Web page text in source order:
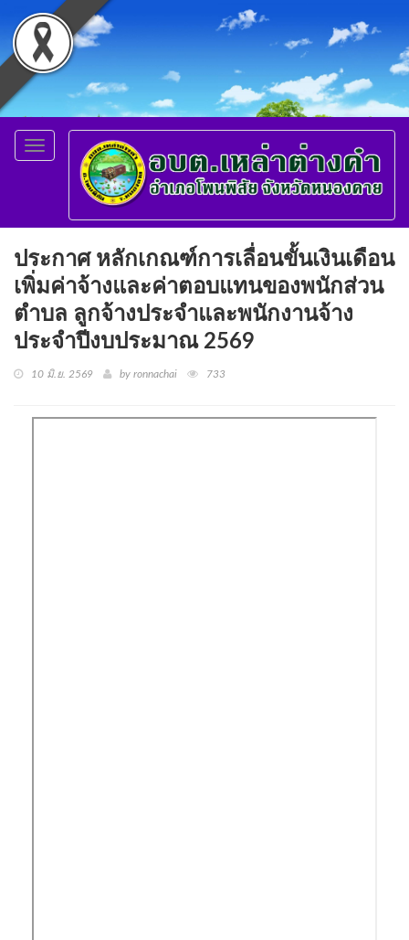
Toggle
navigation
ประกาศ หลักเกณฑ์การเลื่อนขั้นเงินเดือน
เพิ่มค่าจ้างและค่าตอบแทนของพนักส่วน
ตำบล ลูกจ้างประจำและพนักงานจ้าง
ประจำปีงบประมาณ 2569
10 มิ.ย. 2569 by ronnachai 733